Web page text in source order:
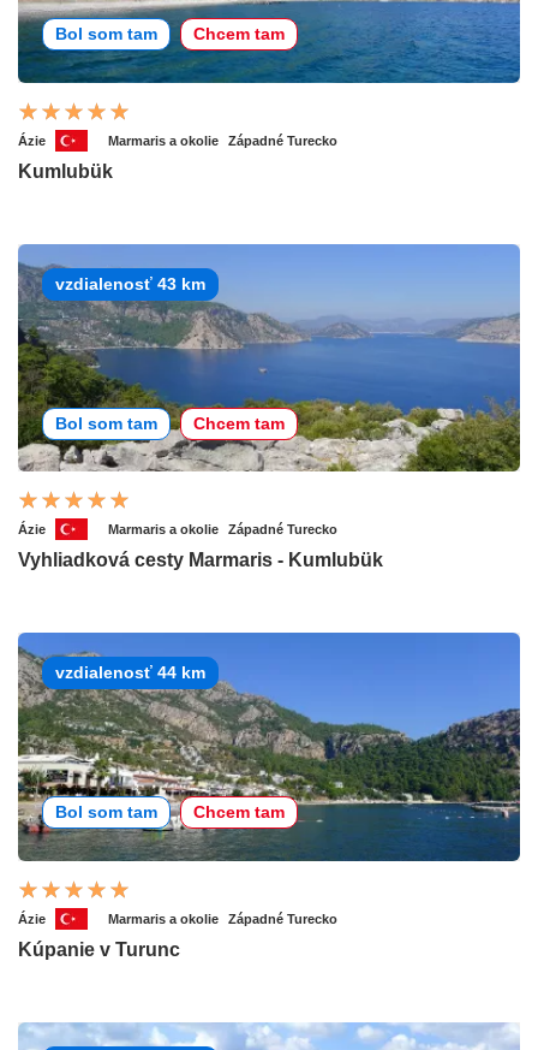
Bol som tam Chcem tam
Ázie Marmaris a okolie Západné Turecko
Kumlubük
vzdialenosť 43 km
Bol som tam Chcem tam
Ázie Marmaris a okolie Západné Turecko
Vyhliadková cesty Marmaris - Kumlubük
vzdialenosť 44 km
Bol som tam Chcem tam
Ázie Marmaris a okolie Západné Turecko
Kúpanie v Turunc